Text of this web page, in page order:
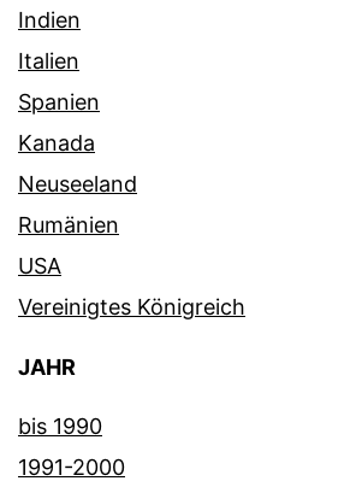
Indien
Italien
Spanien
Kanada
Neuseeland
Rumänien
USA
Vereinigtes Königreich
JAHR
bis 1990
1991-2000